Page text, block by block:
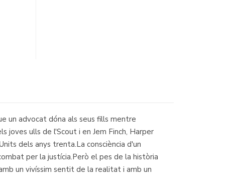
un advocat dóna als seus fills mentre
joves ulls de l'Scout i en Jem Finch, Harper
dels anys trenta.La consciència d'un
per la justícia.Però el pes de la història
un vivíssim sentit de la realitat i amb un